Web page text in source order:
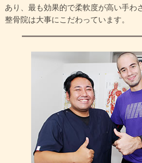
あり、最も効果的で柔軟度が高い手わ
整骨院は大事にこだわっています。